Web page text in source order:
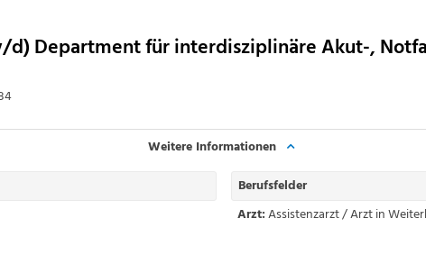
d) Department für interdisziplinäre Akut-,
Weitere Informationen
Berufsfelder
Arzt:Assistenzarzt / Arzt in